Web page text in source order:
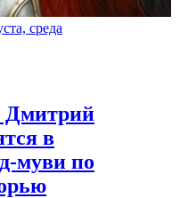
среда
Дмитрий
в
муви по